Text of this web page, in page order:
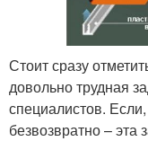
Стоит сразу
довольно трудная
специалистов.
безвозвратно – эта